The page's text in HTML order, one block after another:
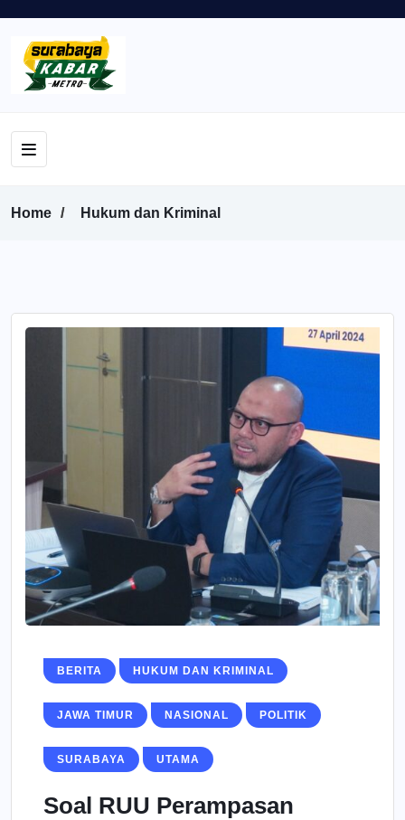
Home Hukum dan Kriminal
BERITA HUKUM DAN KRIMINAL
JAWA TIMUR NASIONAL POLITIK
SURABAYA UTAMA
Soal RUU Perampasan